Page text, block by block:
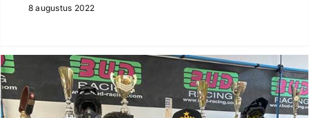
8 augustus 2022